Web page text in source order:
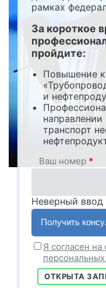
рамках
За короткое
пройдите:
Повышение
и
транспорт
Ваш номер *
Неверный ввод
Я согласен на
ОТКРЫТА